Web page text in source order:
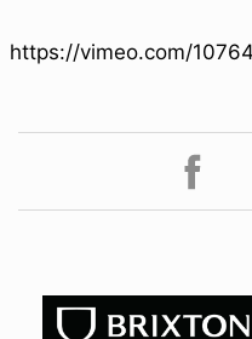
https://vimeo.com/